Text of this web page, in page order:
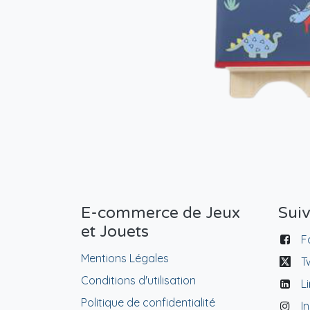
E-commerce de Jeux
et Jouets
Mentions Légales
Conditions d'utilisation
Politique de confidentialité